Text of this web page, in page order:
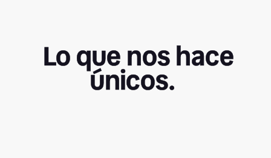
Lo que nos hace
únicos.